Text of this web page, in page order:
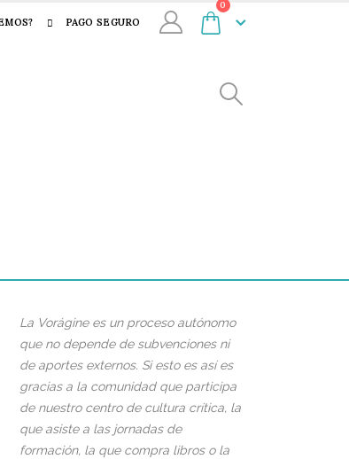
PAGO SEGURO
0
La Vorágine es un proceso autónomo
que no depende de subvenciones ni
de aportes externos. Si esto es así es
gracias a la comunidad que participa
de nuestro centro de cultura crítica, la
que asiste a las jornadas de
formación, la que compra libros o la